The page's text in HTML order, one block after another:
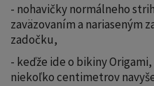
- nohavičky normálneho
zaväzovaním a nariaseným
zadočku,
- keďže ide o bikiny
niekoľko centimetrov